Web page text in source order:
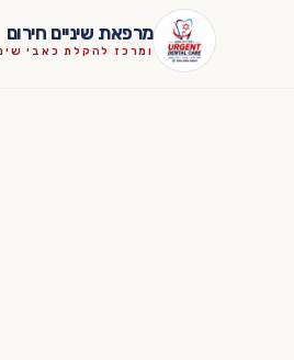
מרפאת שיניים חירום
ומרכז להקלת כאבי